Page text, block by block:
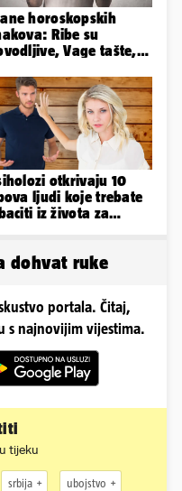
horoskopskih
Ribe su
Vage tašte,
otkrivaju 10
ljudi koje trebate
iz života za
dohvat ruke
portala. Čitaj,
s najnovijim vijestima.
tijeku
srbija ubojstvo